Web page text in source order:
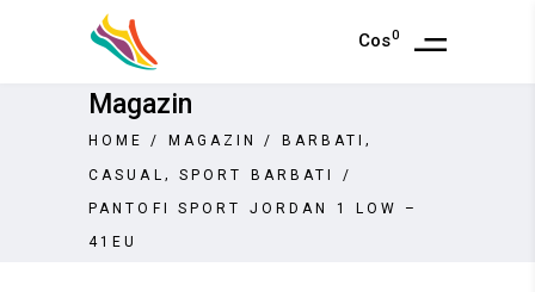
Cos0
Magazin
HOME / MAGAZIN / BARBATI,
CASUAL , SPORT BARBATI
/
PANTOFI SPORT JORDAN 1 LOW –
41EU